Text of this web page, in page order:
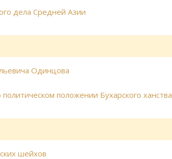
дела Средней Азии
Одинцова
положении Бухарского ханства
шейхов